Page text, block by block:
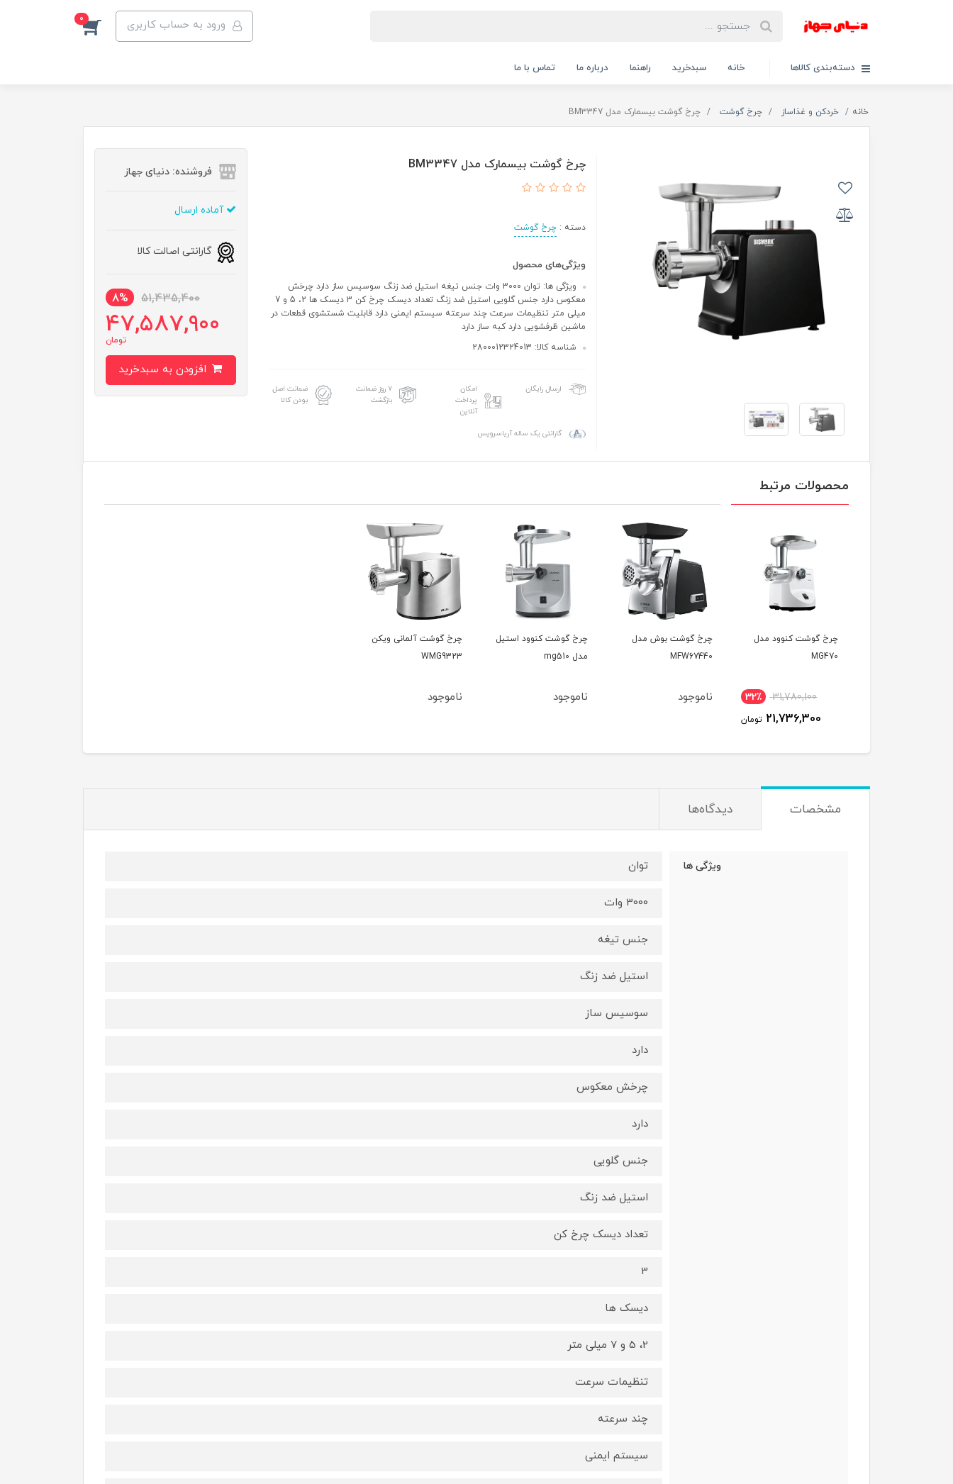
ورود به حساب کاربری 0
دسته‌بندی کالاها خانه سبدخرید راهنما درباره ما تماس با ما
خانه خردکن و غذاساز چرخ گوشت چرخ گوشت بیسمارک مدل BM3347
چرخ گوشت بیسمارک مدل BM3347
دسته :چرخ گوشت
ویژگی‌های محصول
ویژگی ها: توان 3000 وات جنس تیغه استیل ضد زنگ سوسیس ساز دارد چرخش
معکوس دارد جنس گلویی استیل ضد زنگ تعداد دیسک چرخ کن 3 دیسک ها 2، 5 و 7
میلی متر تنظیمات سرعت چند سرعته سیستم ایمنی دارد قابلیت شستشوی قطعات در
ماشین ظرفشویی دارد کبه ساز دارد
شناسه کالا: 2800012324013
ارسال رایگان
امکان
پرداخت
آنلاین
۷ روز ضمانت
بازگشت
ضمانت اصل
بودن کالا
گارانتی یک ساله آریاسرویس
فروشنده: دنیای جهاز
آماده ارسال
گارانتی اصالت کالا
51,435,400
8%
47,587,900
تومان
محصولات مرتبط
چرخ گوشت کنوود مدل
MG470
31,780,100 32٪
21,736,300 تومان
چرخ گوشت بوش مدل
MFW67440
ناموجود
چرخ گوشت کنوود استیل
مدل mg510
ناموجود
چرخ گوشت آلمانی ویکن
WMG9323
ناموجود
مشخصات دیدگاه‌ها
ویژگی ها توان
3000 وات
جنس تیغه
استیل ضد زنگ
سوسیس ساز
دارد
چرخش معکوس
دارد
جنس گلویی
استیل ضد زنگ
تعداد دیسک چرخ کن
3
دیسک ها
2، 5 و 7 میلی متر
تنظیمات سرعت
چند سرعته
سیستم ایمنی